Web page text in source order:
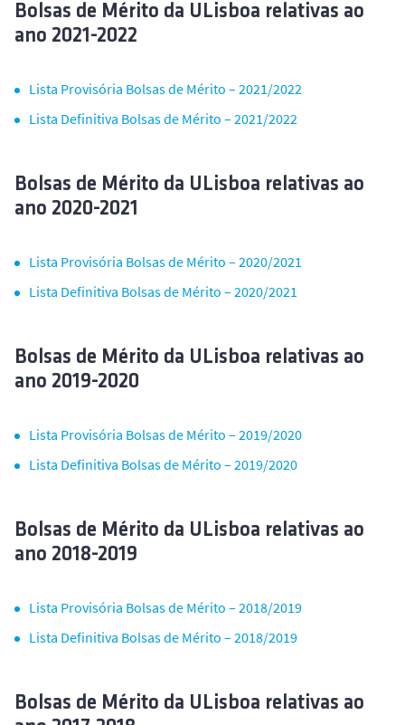
Bolsas de Mérito da ULisboa relativas ao
ano 2021-2022
Lista Provisória Bolsas de Mérito – 2021/2022
Lista Definitiva Bolsas de Mérito – 2021/2022
Bolsas de Mérito da ULisboa relativas ao
ano 2020-2021
Lista Provisória Bolsas de Mérito – 2020/2021
Lista Definitiva Bolsas de Mérito – 2020/2021
Bolsas de Mérito da ULisboa relativas ao
ano 2019-2020
Lista Provisória Bolsas de Mérito – 2019/2020
Lista Definitiva Bolsas de Mérito – 2019/2020
Bolsas de Mérito da ULisboa relativas ao
ano 2018-2019
Lista Provisória Bolsas de Mérito – 2018/2019
Lista Definitiva Bolsas de Mérito – 2018/2019
Bolsas de Mérito da ULisboa relativas ao